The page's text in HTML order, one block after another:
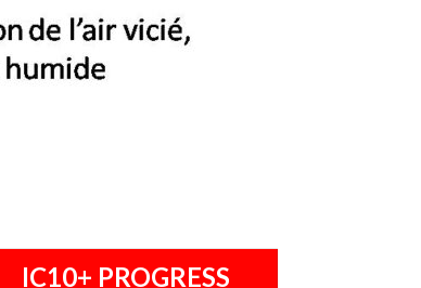
IC10+ PROGRESS